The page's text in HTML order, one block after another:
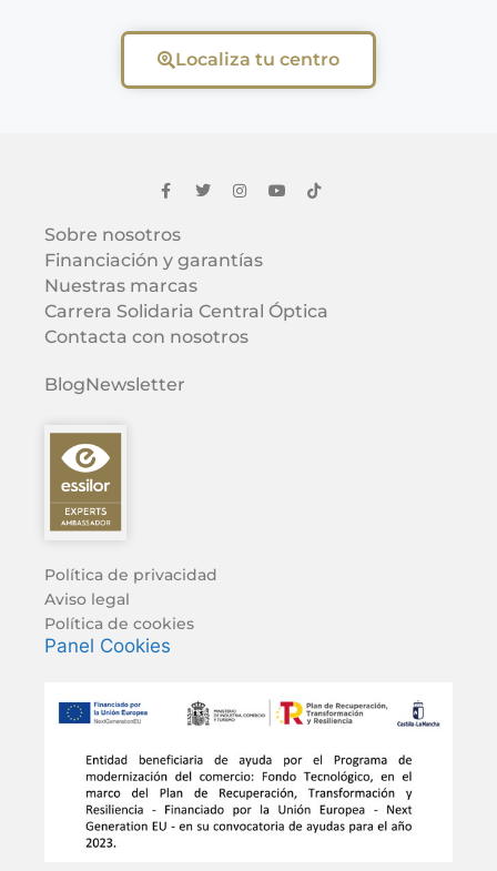
Localiza tu centro
Sobre nosotros
Financiación y garantías
Nuestras marcas
Carrera Solidaria Central Óptica
Contacta con nosotros
BlogNewsletter
Política de privacidad
Aviso legal
Política de cookies
Panel Cookies